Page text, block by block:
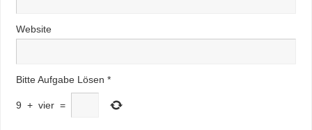
Website
Bitte Aufgabe Lösen *
9 + vier =